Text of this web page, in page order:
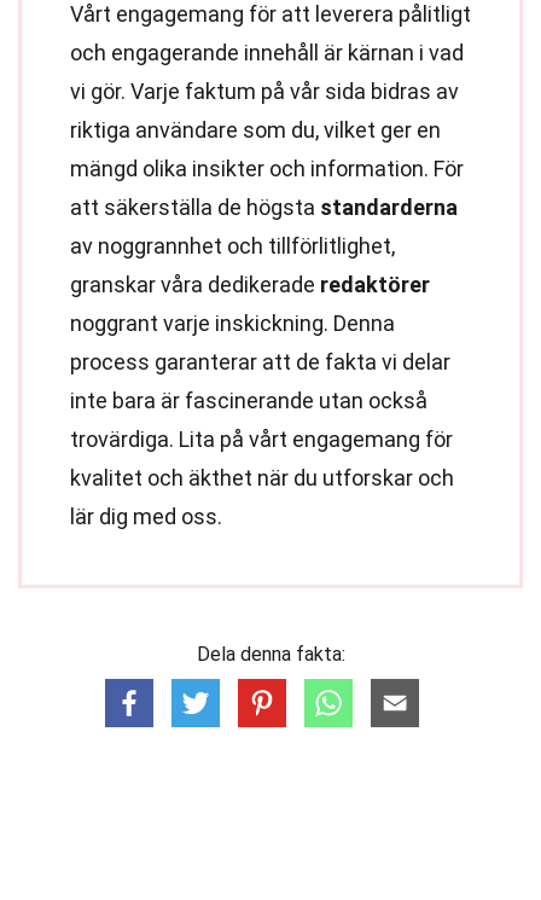
Vårt engagemang för att leverera pålitligt
och engagerande innehåll är kärnan i vad
vi gör. Varje faktum på vår sida bidras av
riktiga användare som du, vilket ger en
mängd olika insikter och information. För
att säkerställa de högsta standarderna
av noggrannhet och tillförlitlighet,
granskar våra dedikerade redaktörer
noggrant varje inskickning. Denna
process garanterar att de fakta vi delar
inte bara är fascinerande utan också
trovärdiga. Lita på vårt engagemang för
kvalitet och äkthet när du utforskar och
lär dig med oss.
Dela denna fakta: